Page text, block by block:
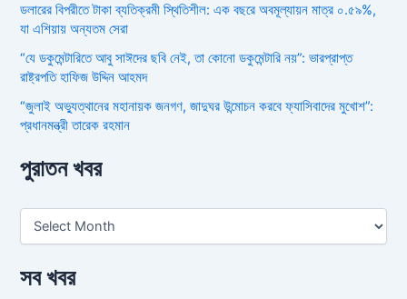
ডলারের বিপরীতে টাকা ব্যতিক্রমী স্থিতিশীল: এক বছরে অবমূল্যায়ন মাত্র ০.৫৯%,
যা এশিয়ায় অন্যতম সেরা
“যে ডকুমেন্টারিতে আবু সাঈদের ছবি নেই, তা কোনো ডকুমেন্টারি নয়”: ভারপ্রাপ্ত
রাষ্ট্রপতি হাফিজ উদ্দিন আহমদ
“জুলাই অভ্যুত্থানের মহানায়ক জনগণ, জাদুঘর উন্মোচন করবে ফ্যাসিবাদের মুখোশ”:
প্রধানমন্ত্রী তারেক রহমান
পুরাতন খবর
সব খবর